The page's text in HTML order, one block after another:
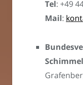
Tel: +49
Mail: